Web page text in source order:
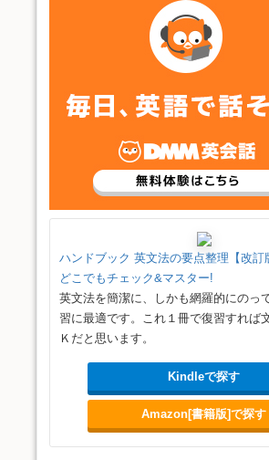
ハンドブック 英文法の要点整理【改訂
どこでもチェック&マスター!
英文法を簡潔に、しかも網羅的にのっ
習に最適です。これ１冊で復習すれば
Ｋだと思います。
Kindleで探す
Amazon[書籍版]で探す